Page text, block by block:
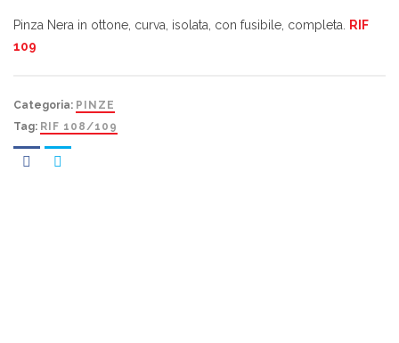
Pinza Nera in ottone, curva, isolata, con fusibile, completa. RIF
109
Categoria: PINZE
Tag: RIF 108/109